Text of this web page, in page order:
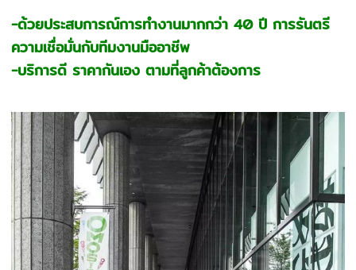
-ด้วยประสบการณ์การทำงานมากกว่า 40 ปี การรันตรี
ความเชื่อมั่นกับทีมงานมืออาชีพ
-บริการดี ราคากันเอง ตามที่ลูกค้าต้องการ